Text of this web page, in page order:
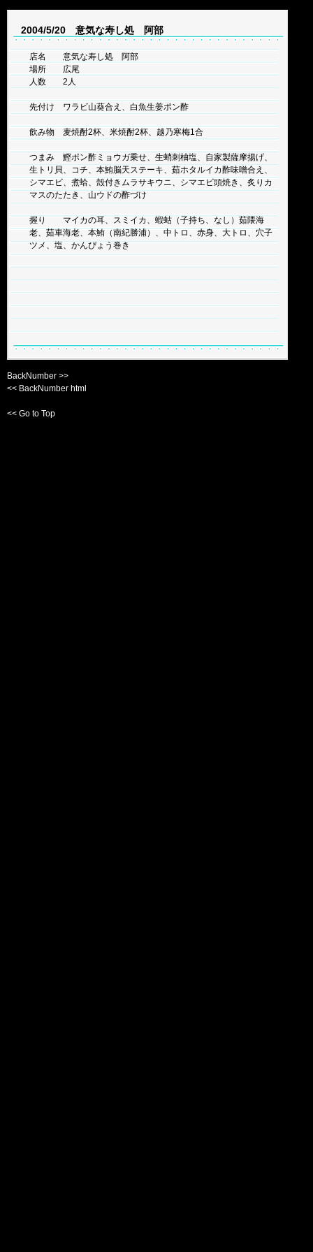
2004/5/20 意気な寿し処 阿部
店名 意気な寿し処 阿部
場所 広尾
人数 2人
先付け ワラビ山葵合え、白魚生姜ポン酢
飲み物 麦焼酎2杯、米焼酎2杯、越乃寒梅1合
つまみ 鰹ポン酢ミョウガ乗せ、生蛸刺柚塩、自家製薩摩揚げ、
生トリ貝、コチ、本鮪脳天ステーキ、茹ホタルイカ酢味噌合え、
シマエビ、煮蛤、殻付きムラサキウニ、シマエビ頭焼き、炙りカ
マスのたたき、山ウドの酢づけ
握り マイカの耳、スミイカ、蝦蛄（子持ち、なし）茹隈海
老、茹車海老、本鮪（南紀勝浦）、中トロ、赤身、大トロ、穴子
ツメ、塩、かんぴょう巻き
BackNumber >>
<< BackNumber html
<< Go to Top